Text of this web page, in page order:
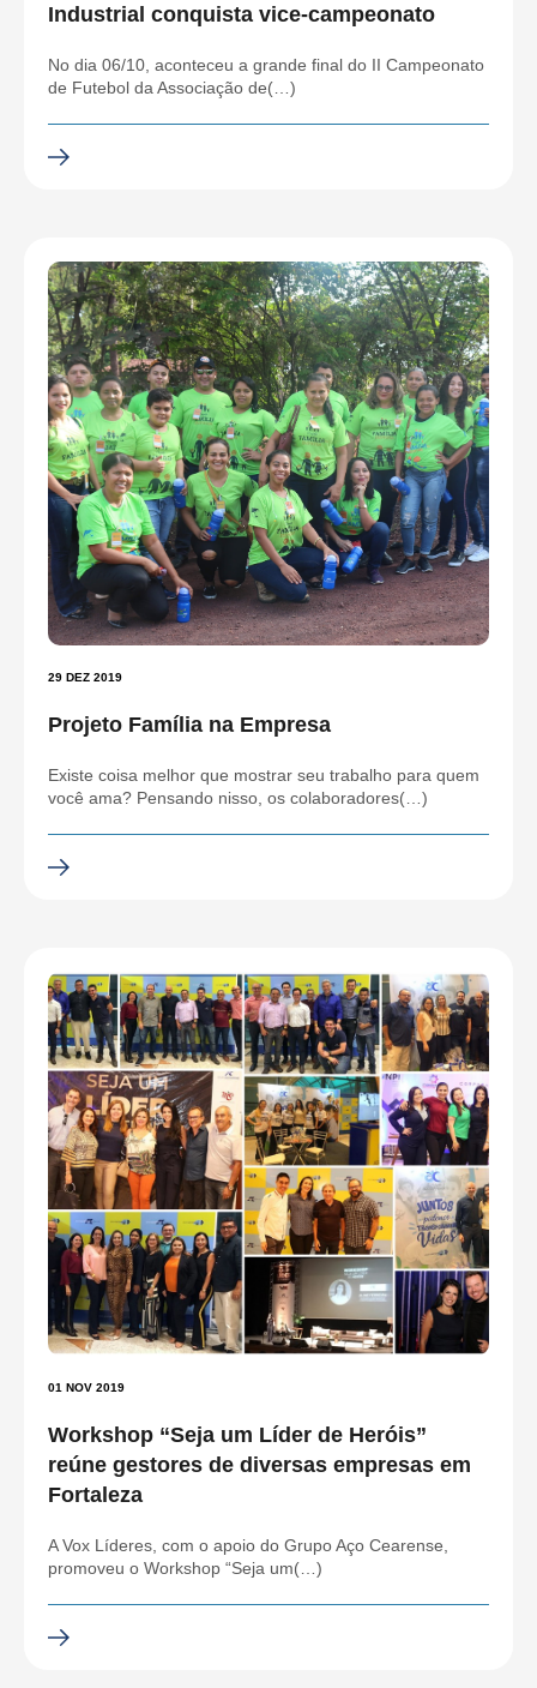
Industrial conquista vice-campeonato
No dia 06/10, aconteceu a grande final do II Campeonato
de Futebol da Associação de(…)
29 DEZ 2019
Projeto Família na Empresa
Existe coisa melhor que mostrar seu trabalho para quem
você ama? Pensando nisso, os colaboradores(…)
01 NOV 2019
Workshop “Seja um Líder de Heróis”
reúne gestores de diversas empresas em
Fortaleza
A Vox Líderes, com o apoio do Grupo Aço Cearense,
promoveu o Workshop “Seja um(…)